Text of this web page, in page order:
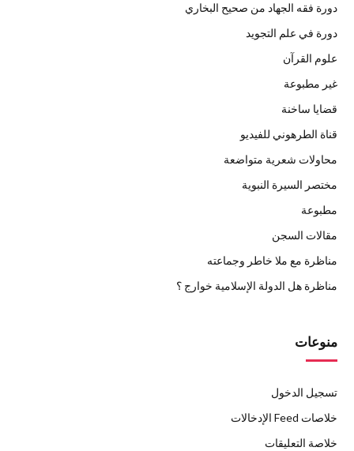
دورة فقه الجهاد من صحيح البخاري
دورة في علم التجويد
علوم القرآن
غير مطبوعة
قضايا ساخنة
قناة الطرهوني للفيديو
محاولات شعرية متواضعة
مختصر السيرة النبوية
مطبوعة
مقالات السجن
مناظرة مع ملا خاطر وجماعته
مناظرة هل الدولة الإسلامية خوارج ؟
منوعات
تسجيل الدخول
خلاصات Feed الإدخالات
خلاصة التعليقات